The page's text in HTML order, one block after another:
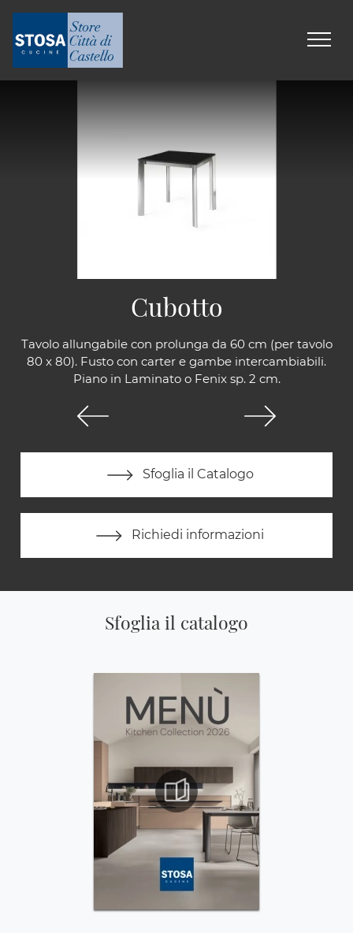
Tavolo allungabile con prolunga da 60 cm (per tavolo
80 x 80). Fusto con carter e gambe intercambiabili.
Piano in Laminato o Fenix sp. 2 cm.
Sfoglia il Catalogo
Richiedi informazioni
Cubotto
Sfoglia il catalogo